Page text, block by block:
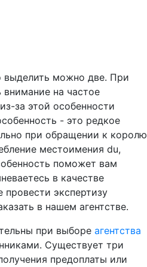
выделить можно две. При
внимание на частое
за этой особенности
- это редкое
при обращении к королю
местоимения du,
поможет вам
в качестве
экспертизу
в нашем агентстве.
при выборе агентства
Существует три
предоплаты или